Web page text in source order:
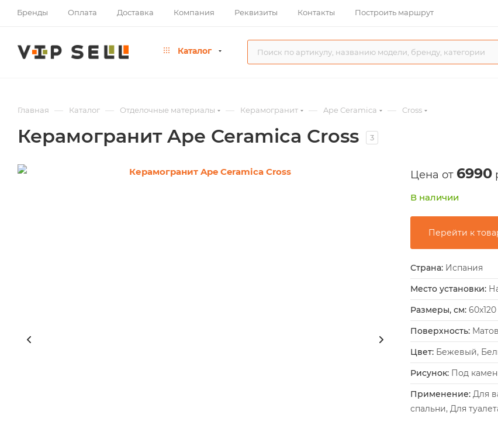
Бренды Оплата Доставка Компания Реквизиты Контакты Построить маршрут
Каталог
Главная — Каталог — Отделочные материалы — Керамогранит — Ape Ceramica — Cross
Керамогранит Ape Ceramica Cross 3
Цена от 6990
В наличии
Перейти к
Страна: Испания
Место установки:
Размеры, см: 60x120
Поверхность:
Цвет: Бежевый,
Рисунок: Под
Применение: Для
спальни, Для